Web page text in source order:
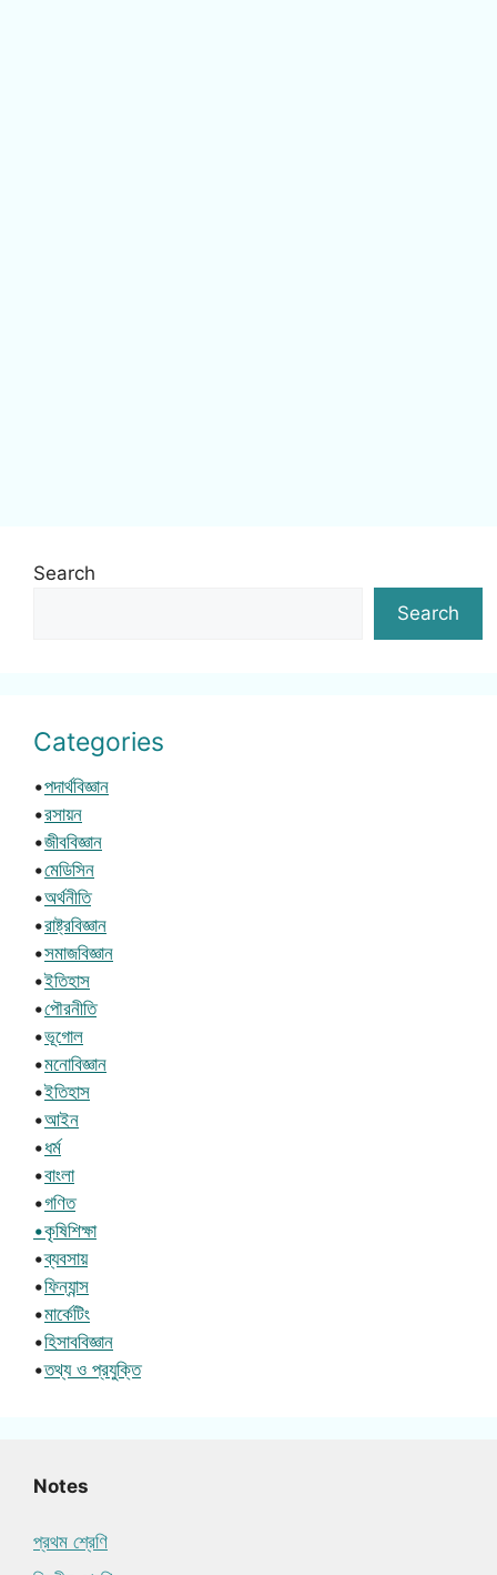
Search
Search
Categories
•পদার্থবিজ্ঞান
•রসায়ন
•জীববিজ্ঞান
•মেডিসিন
•অর্থনীতি
•রাষ্ট্রবিজ্ঞান
•সমাজবিজ্ঞান
•ইতিহাস
•পৌরনীতি
•ভূগোল
•মনোবিজ্ঞান
•ইতিহাস
•আইন
•ধর্ম
•বাংলা
•গণিত
•কৃষিশিক্ষা
•ব্যবসায়
•ফিন্যান্স
•মার্কেটিং
•হিসাববিজ্ঞান
•তথ্য ও প্রযুক্তি
Notes
প্রথম শ্রেণি